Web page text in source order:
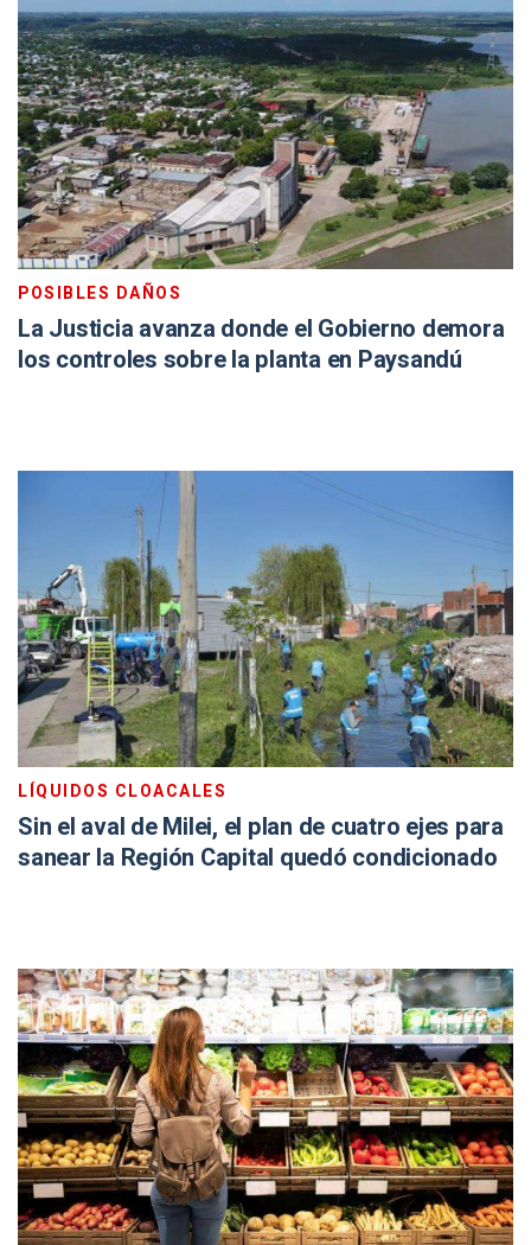
POSIBLES DAÑOS
La Justicia avanza donde el Gobierno demora
los controles sobre la planta en Paysandú
LÍQUIDOS CLOACALES
Sin el aval de Milei, el plan de cuatro ejes para
sanear la Región Capital quedó condicionado